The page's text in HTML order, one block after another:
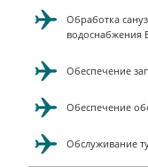
Обработка
водоснабжения
Обеспечение
Обеспечение
Обслуживание